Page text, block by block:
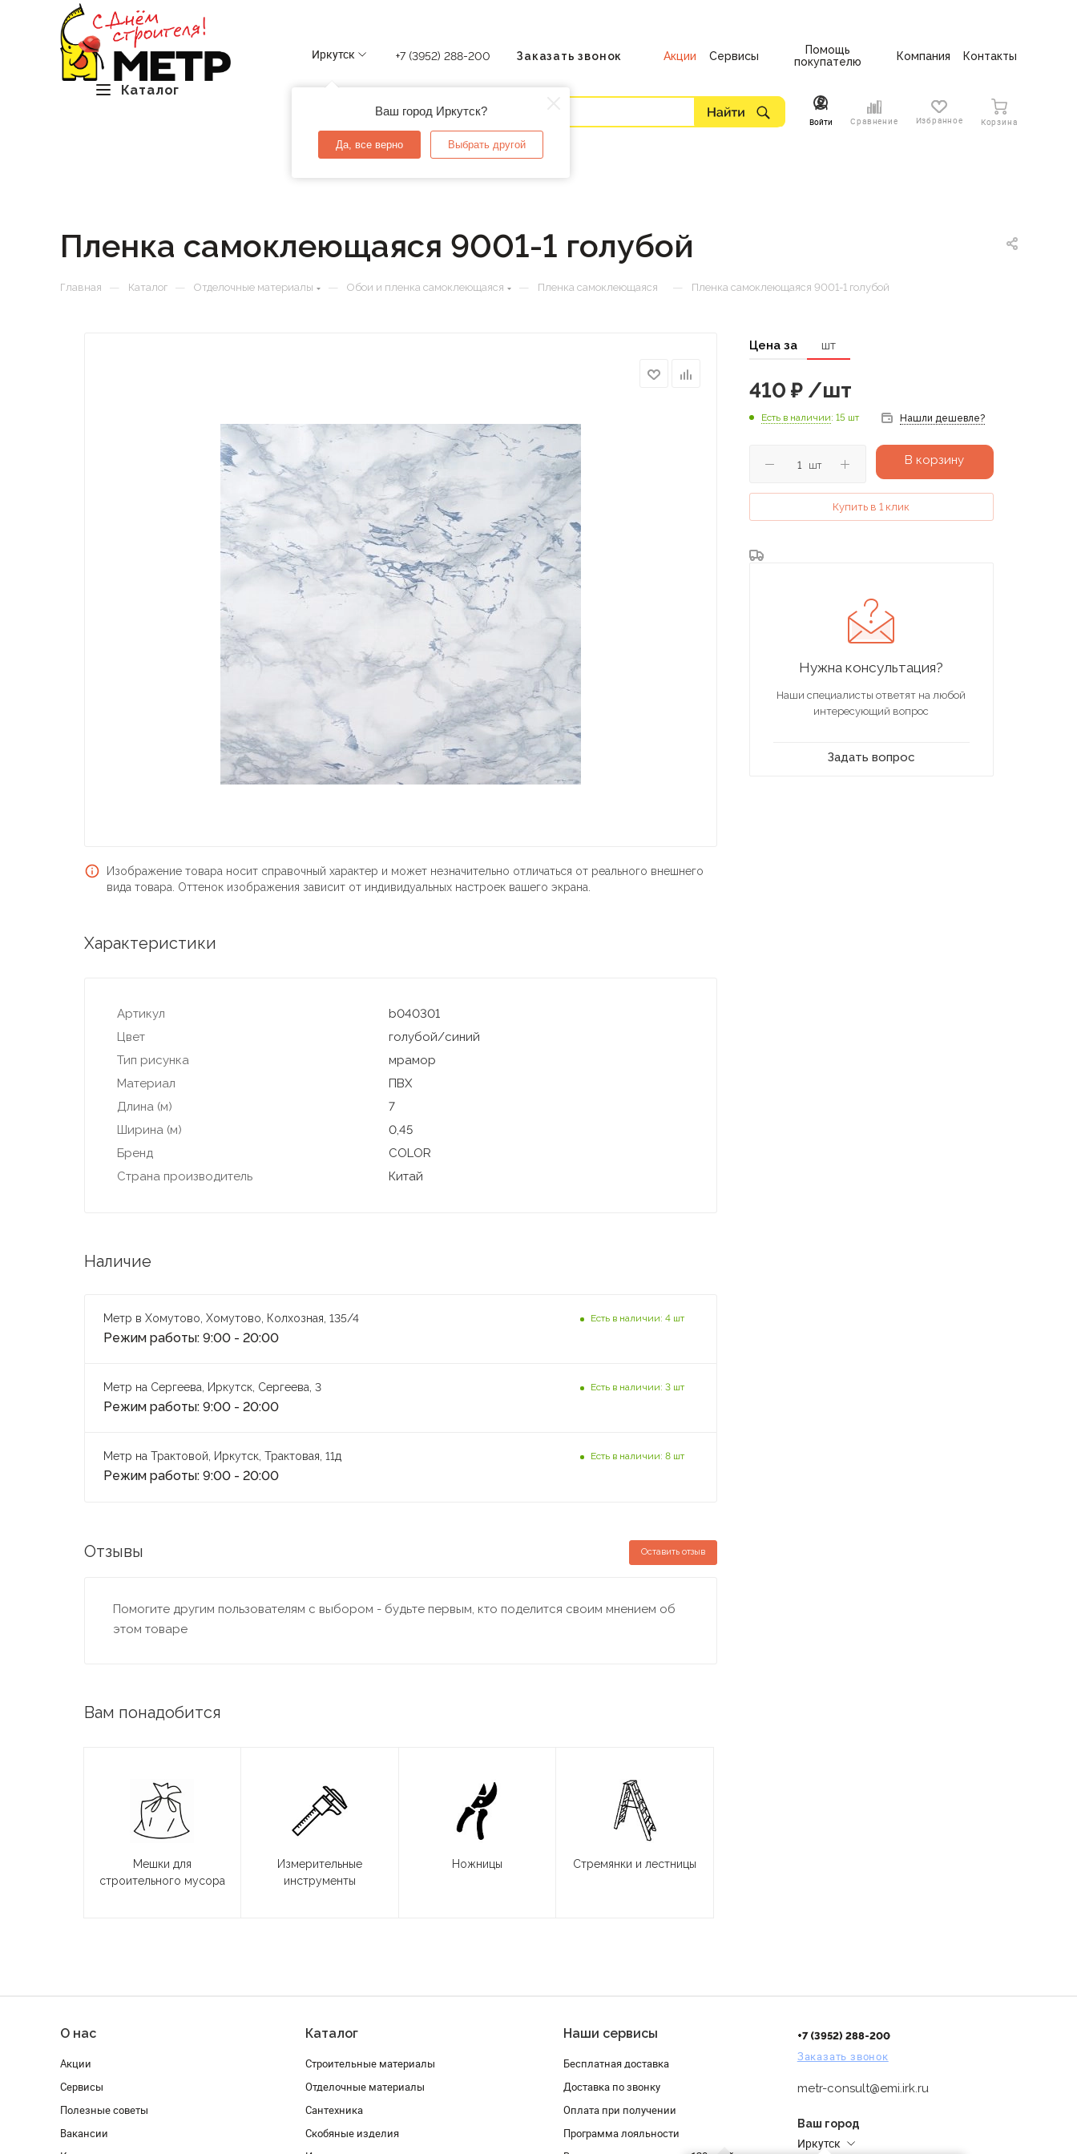
Каталог
Иркутск
Ваш город Иркутск?
Да, все верно Выбрать другой
+7 (3952) 288-200 Заказать звонок Акции Сервисы
Помощь
покупателю
Компания Контакты
Войти Сравнение Избранное Корзина
Пленка самоклеющаяся 9001-1 голубой
Главная — Каталог — Отделочные материалы — Обои и пленка самоклеющаяся — Пленка самоклеющаяся — Пленка самоклеющаяся 9001-1 голубой
Изображение товара носит справочный характер и может незначительно отличаться от реального внешнего
вида товара. Оттенок изображения зависит от индивидуальных настроек вашего экрана.
Характеристики
Артикул
b040301
Цвет
голубой/синий
Тип рисунка
мрамор
Материал
ПВХ
Длина (м)
7
Ширина (м)
0,45
Бренд
COLOR
Страна производитель
Китай
Наличие
Метр в Хомутово, Хомутово, Колхозная, 135/4
Режим работы: 9:00 - 20:00
Есть в наличии: 4 шт
Метр на Сергеева, Иркутск, Сергеева, 3
Режим работы: 9:00 - 20:00
Есть в наличии: 3 шт
Метр на Трактовой, Иркутск, Трактовая, 11д
Режим работы: 9:00 - 20:00
Есть в наличии: 8 шт
Отзывы Оставить отзыв
Помогите другим пользователям с выбором - будьте первым, кто поделится своим мнением об
этом товаре
Вам понадобится
Мешки для
строительного мусора
Измерительные
инструменты
Ножницы Стремянки и лестницы
Цена за шт
410 ₽/шт
Есть в наличии: 15 шт Нашли дешевле?
шт В корзину
Купить в 1 клик
Нужна консультация?
Наши специалисты ответят на любой
интересующий вопрос
Задать вопрос
О нас
Акции
Сервисы
Полезные советы
Вакансии
Каталог
Строительные материалы
Отделочные материалы
Сантехника
Скобяные изделия
Наши сервисы
Бесплатная доставка
Доставка по звонку
Оплата при получении
Программа лояльности
+7 (3952) 288-200
Заказать звонок
metr-consult@emi.irk.ru
Ваш город
Иркутск